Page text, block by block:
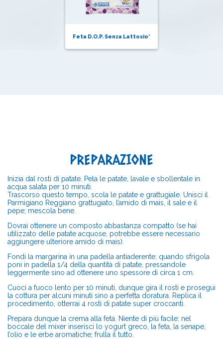
Feta D.O.P. Senza Lattosio*
PREPARAZIONE
Inizia dal rosti di patate. Pela le patate, lavale e sbollentale in
acqua salata per 10 minuti.
Trascorso questo tempo, scola le patate e grattugiale. Unisci il
Parmigiano Reggiano grattugiato, l’amido di mais, il sale e il
pepe; mescola bene.
Dovrai ottenere un composto abbastanza compatto (se hai
utilizzato delle patate acquose, potrebbe essere necessario
aggiungere ulteriore amido di mais).
Fondi la margarina in una padella antiaderente; quando sfrigola
poni in padella 1/4 della quantità di patate, pressandole
leggermente sino ad ottenere uno spessore di circa 1 cm.
Cuoci a fuoco lento per 10 minuti, dunque gira il rosti e prosegui
la cottura per alcuni minuti sino a perfetta doratura. Replica il
procedimento, otterrai 4 rosti di patate super croccanti.
Prepara dunque la crema alla feta. Niente di più facile: nel
boccale del mixer inserisci lo yogurt greco, la feta, la senape,
l’olio e le erbe aromatiche; frulla il tutto.